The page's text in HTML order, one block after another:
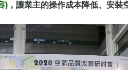
) ，讓業主的操作成本降低、安裝